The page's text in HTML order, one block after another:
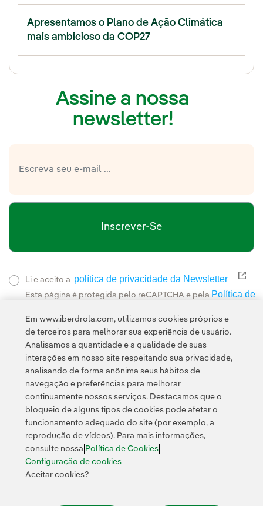
Apresentamos o Plano de Ação Climática
mais ambicioso da COP27
Assine a nossa
newsletter!
Inscrever-Se
Li e aceito a política de privacidade da Newsletter Link
Esta página é protegida pelo reCAPTCHA e pela Política de
Política de Privacidade Informação legal
Transparência no uso da IA Política de cookies Configuração de cookies
Acessibilidade Canal de denúncias
© 2026 Iberdrola, S.A. Todos os direitos reservados.
Em www.iberdrola.com, utilizamos cookies próprios e
de terceiros para melhorar sua experiência de usuário.
Analisamos a quantidade e a qualidade de suas
interações em nosso site respeitando sua privacidade,
analisando de forma anônima seus hábitos de
navegação e preferências para melhorar
continuamente nossos serviços. Destacamos que o
bloqueio de alguns tipos de cookies pode afetar o
funcionamento adequado do site (por exemplo, a
reprodução de vídeos). Para mais informações,
consulte nossa Política de Cookies
Configuração de cookies
Aceitar cookies?